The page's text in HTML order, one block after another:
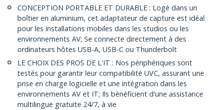
CONCEPTION PORTABLE ET DURABLE : Logé dans un
boîtier en aluminium, cet adaptateur de capture est idéal
pour les installations mobiles dans les studios ou les
environnements AV; Se connecte directement à des
ordinateurs hôtes USB-A, USB-C ou Thunderbolt
LE CHOIX DES PROS DE L'IT : Nos périphériques sont
testés pour garantir leur compatibilité UVC, assurant une
prise en charge logicielle et une intégration dans les
environnements AV et IT; Ils bénéficient d'une assistance
multilingue gratuite 24/7, à vie